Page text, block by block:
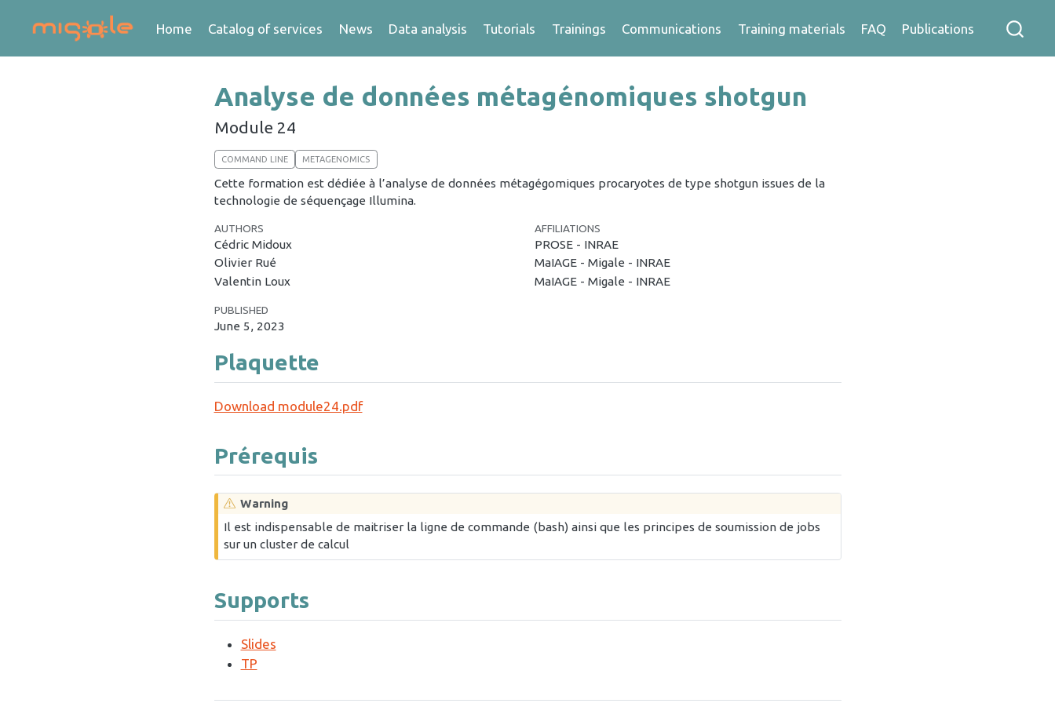
Home Catalog of services News Data analysis Tutorials Trainings Communications Training materials FAQ Publications
Analyse de données métagénomiques shotgun
Module 24
COMMAND LINE METAGENOMICS
Cette formation est dédiée à l’analyse de données métagégomiques procaryotes de type shotgun issues de la
technologie de séquençage Illumina.
AUTHORS AFFILIATIONS
Cédric Midoux
PROSE - INRAE
Olivier Rué
MaIAGE - Migale - INRAE
Valentin Loux
MaIAGE - Migale - INRAE
PUBLISHED
June 5, 2023
Plaquette
Download module24.pdf
Prérequis
Warning
Il est indispensable de maitriser la ligne de commande (bash) ainsi que les principes de soumission de jobs
sur un cluster de calcul
Supports
Slides
TP